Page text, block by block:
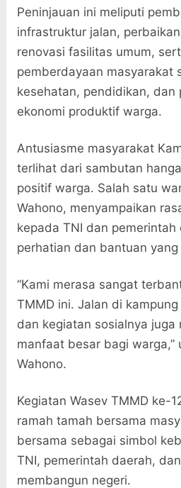
Peninjauan ini meliputi
infrastruktur jalan,
renovasi fasilitas umum,
pemberdayaan masyarakat
kesehatan, pendidikan, dan
ekonomi produktif warga.
Antusiasme masyarakat
terlihat dari sambutan
positif warga. Salah satu
Wahono, menyampaikan
kepada TNI dan pemerintah
perhatian dan bantuan
“Kami merasa sangat
TMMD ini. Jalan di
dan kegiatan sosialnya juga
manfaat besar bagi warga,”
Wahono.
Kegiatan Wasev TMMD ke-
ramah tamah bersama
bersama sebagai simbol
TNI, pemerintah daerah,
membangun negeri.